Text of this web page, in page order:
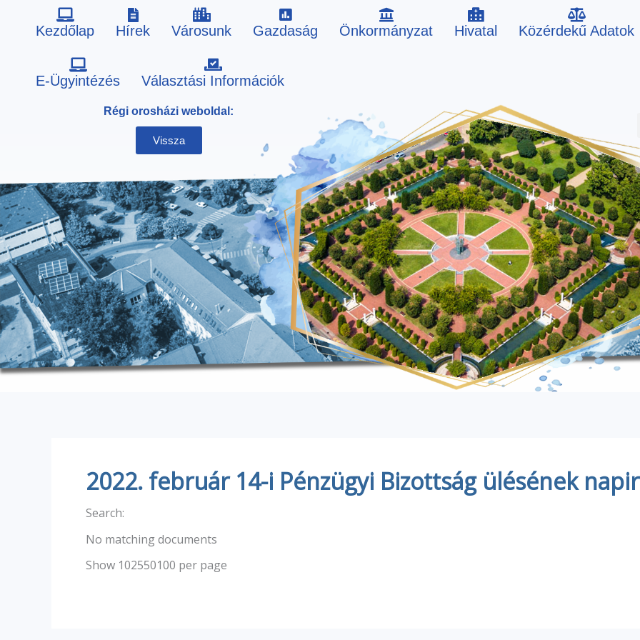
Kezdőlap Hírek Városunk Gazdaság Önkormányzat Hivatal Közérdekű Adatok
E-Ügyintézés Választási Információk
Régi orosházi weboldal:
Vissza
2022. február 14-i Pénzügyi Bizottság ülésének
Search:
No matching documents
Show 102550100 per page